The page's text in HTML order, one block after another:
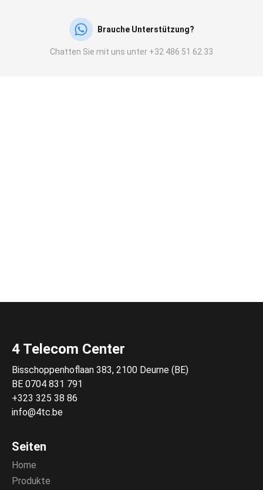
Brauche Unterstützung?
Chatten Sie mit uns unter +32 486 51 62 33
4 Telecom Center
Bisschoppenhoflaan 383, 2100 Deurne (BE)
BE 0704 831 791
+323 325 38 86
info@4tc.be
Seiten
Home
Produkte